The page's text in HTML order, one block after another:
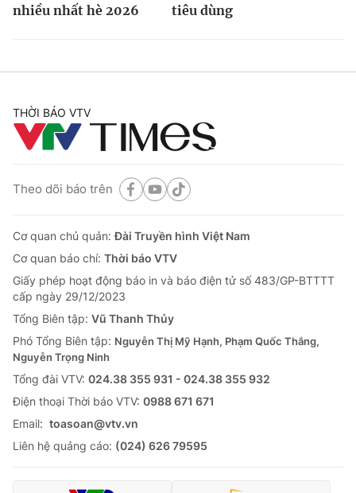
nhiều nhất hè 2026
tiêu dùng
THỜI BÁO VTV
Theo dõi báo trên
Cơ quan chủ quản:Đài Truyền hình Việt Nam
Cơ quan báo chí: Thời báo VTV
Giấy phép hoạt động báo in và báo điện tử số 483/GP-BTTTT
cấp ngày 29/12/2023
Tổng Biên tập: Vũ Thanh Thủy
Phó Tổng Biên tập: Nguyễn Thị Mỹ Hạnh, Phạm Quốc Thắng,
Nguyễn Trọng Ninh
Tổng đài VTV: 024.38 355 931 - 024.38 355 932
Ðiện thoại Thời báo VTV: 0988 671 671
Email: toasoan@vtv.vn
Liên hệ quảng cáo: (024) 626 79595